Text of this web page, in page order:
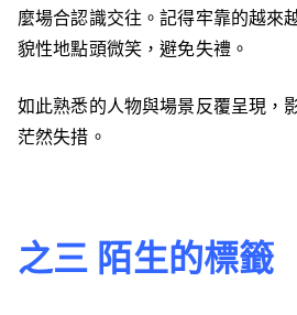
麼場合認識交往。記得牢靠的越來
貌性地點頭微笑，避免失禮。
如此熟悉的人物與場景反覆呈現，
茫然失措。
之三 陌生的標籤